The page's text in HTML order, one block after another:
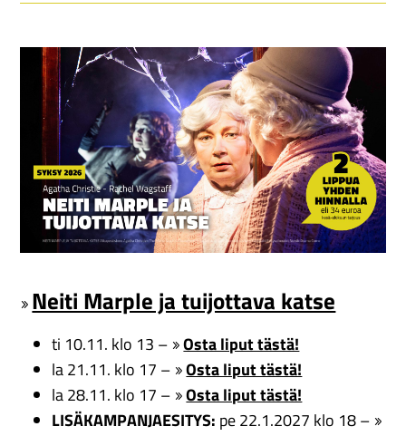
Neiti Marple ja tuijottava katse
ti 10.11. klo 13 –
Osta liput tästä!
la 21.11. klo 17 –
Osta liput tästä!
la 28.11. klo 17 –
Osta liput tästä!
LISÄKAMPANJAESITYS: pe 22.1.2027 klo 18 –